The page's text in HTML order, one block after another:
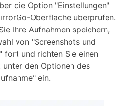
die Option "Einstellungen"
Oberfläche überprüfen.
Ihre Aufnahmen speichern,
von "Screenshots und
fort und richten Sie einen
den Optionen des
ein.